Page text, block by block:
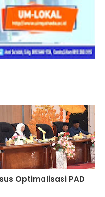
Optimalisasi PAD